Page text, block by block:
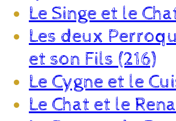
Le Singe et le
Les deux
et son Fils (216)
Le Cygne et le
Le Chat et le